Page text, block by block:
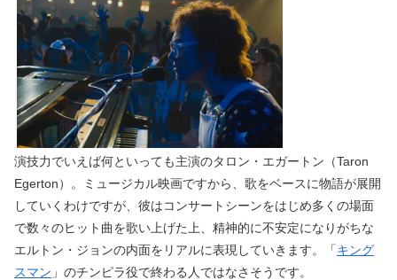
演技力でいえば何といっても主演のタロン・エガートン（Taron
Egerton）。ミュージカル映画ですから、歌をベースに物語が展開
していくわけですが、彼はコンサートシーンをはじめ多くの場面
で数々のヒット曲を歌い上げた上、精神的に不安定になりがちな
エルトン・ジョンの内面をリアルに表現していきます。「キング
スマン 」のチンピラ役で終わる人ではなさそうです。